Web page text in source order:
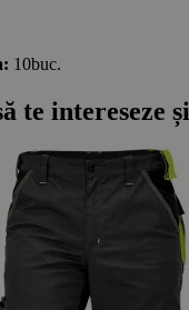
10buc.
te intereseze și